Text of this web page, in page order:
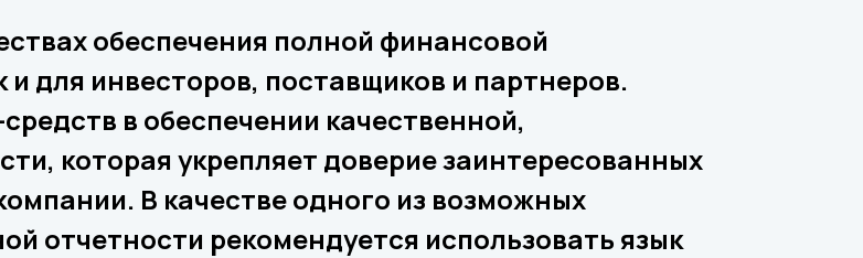
обеспечения полной финансовой
для инвесторов, поставщиков и партнеров.
в обеспечении качественной,
которая укрепляет доверие заинтересованных
В качестве одного из возможных
отчетности рекомендуется использовать язык